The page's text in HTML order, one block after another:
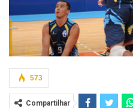
573
Compartilhar